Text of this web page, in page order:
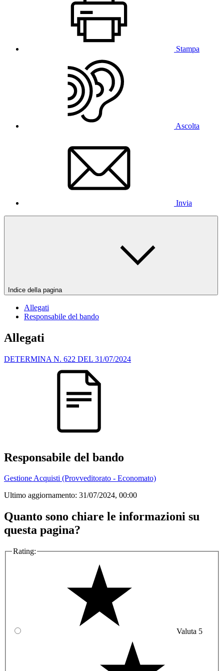
Stampa
Ascolta
Invia
Indice della pagina
Allegati
Responsabile del bando
Allegati
DETERMINA N. 622 DEL 31/07/2024
Responsabile del bando
Gestione Acquisti (Provveditorato - Economato)
Ultimo aggiornamento: 31/07/2024, 00:00
Quanto sono chiare le informazioni su
questa pagina?
Rating:
Valuta 5